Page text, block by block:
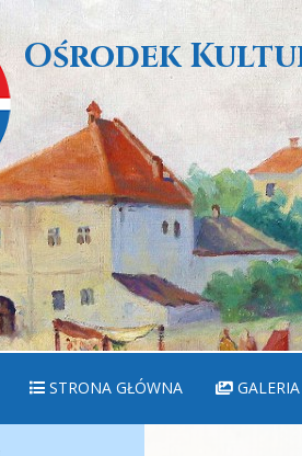
Ośrodek
STRONA GŁÓWNA